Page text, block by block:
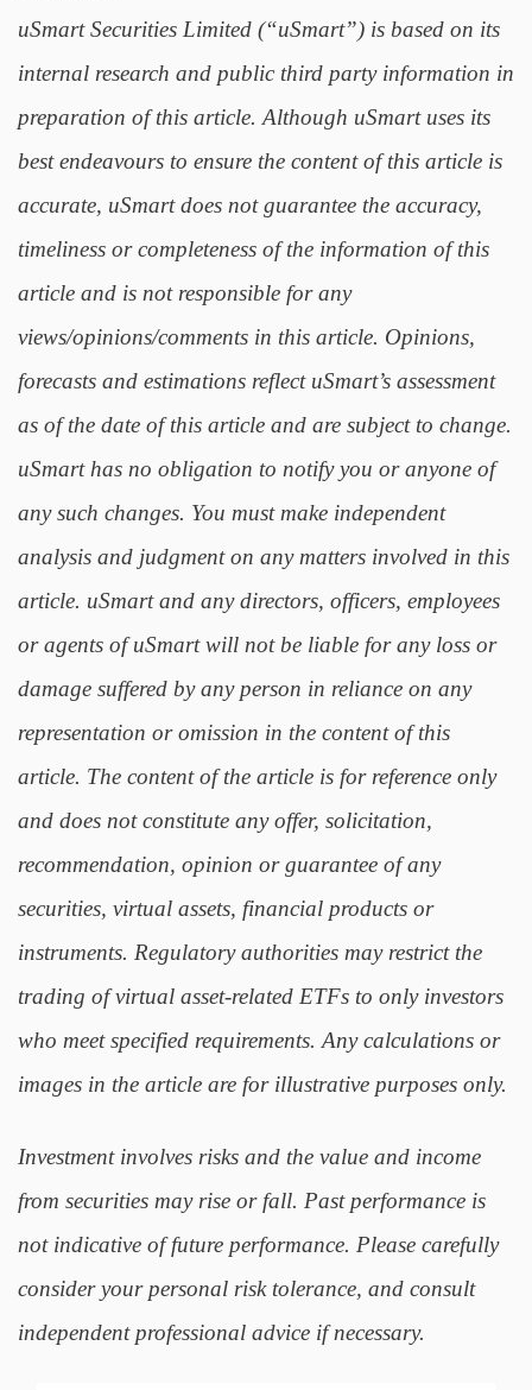
uSmart Securities Limited (“uSmart”) is based on its
internal research and public third party information in
preparation of this article. Although uSmart uses its
best endeavours to ensure the content of this article is
accurate, uSmart does not guarantee the accuracy,
timeliness or completeness of the information of this
article and is not responsible for any
views/opinions/comments in this article. Opinions,
forecasts and estimations reflect uSmart’s assessment
as of the date of this article and are subject to change.
uSmart has no obligation to notify you or anyone of
any such changes. You must make independent
analysis and judgment on any matters involved in this
article. uSmart and any directors, officers, employees
or agents of uSmart will not be liable for any loss or
damage suffered by any person in reliance on any
representation or omission in the content of this
article. The content of the article is for reference only
and does not constitute any offer, solicitation,
recommendation, opinion or guarantee of any
securities, virtual assets, financial products or
instruments. Regulatory authorities may restrict the
trading of virtual asset-related ETFs to only investors
who meet specified requirements. Any calculations or
images in the article are for illustrative purposes only.
Investment involves risks and the value and income
from securities may rise or fall. Past performance is
not indicative of future performance. Please carefully
consider your personal risk tolerance, and consult
independent professional advice if necessary.